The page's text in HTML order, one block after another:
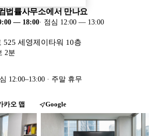
법률사무소에서 만나요
— 18:00· 점심 12:00 — 13:00
세영제이타워 10층
2분
12:00–13:00 · 주말 휴무
카오 맵 Google